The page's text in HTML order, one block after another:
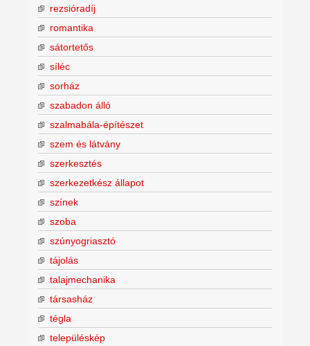
rezsióradíj
romantika
sátortetős
síléc
sorház
szabadon álló
szalmabála-építészet
szem és látvány
szerkesztés
szerkezetkész állapot
színek
szoba
szúnyogriasztó
tájolás
talajmechanika
társasház
tégla
településkép